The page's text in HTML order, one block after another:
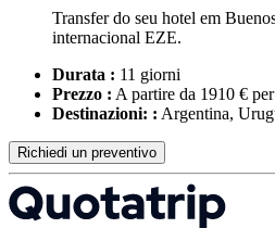
Transfer do seu hotel em
internacional EZE.
Durata : 11 giorni
Prezzo : A partire da 1910 €
Destinazioni: : Argentina,
Richiedi un preventivo